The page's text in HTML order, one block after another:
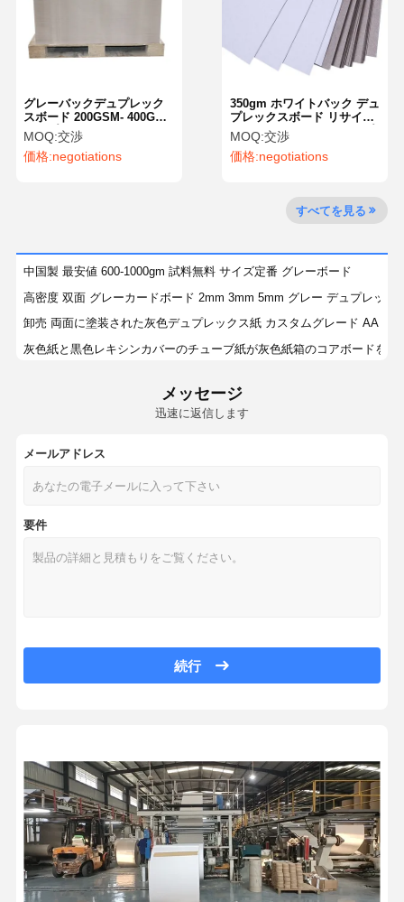
製品
私たちについ
て
工場見学 お問い合わせ ニュース
事件 ブログ
灰色のボール紙
オフセット ペーパー
クラフト紙
紙のワイヤスループ
経師
ケーキボード
350gm ホワイトバック デュ
プレックスボード リサイク
ル単面コーティング デュプ
レックス紙ボード
MOQ:交渉
価格:negotiations
グレーバックデュプレック
スボード 200GSM- 400GSM
デュプレックス紙メーカー
MOQ:交渉
価格:negotiations
すべてを見る
中国製 最安値 600-1000gm 試料無料 サイズ定番 グレーボード
高密度 双面 グレーカードボード 2mm 3mm 5mm グレー デュプレック
卸売 両面に塗装された灰色デュプレックス紙 カスタムグレード AA グ
灰色紙と黒色レキシンカバーのチューブ紙が灰色紙箱のコアボードを作
灰色のボード紙と厚いボードは,包装用紙のモデルを包装するために使
180-2400gm 厚さ サイズをカスタマイズ グレー チップボード グレー
カスタムサイズ 梱包 箱 グレーチップボード クラフト紙
デュプレックス紙紙板 価格 デュプレックス紙板 グレーバック / デュプ
カスタマイズ 230 250 300 350 gsm 原材料 ローリングデュプレックス
新品 熱売り 紙箱 紙板 グラス 紙板
卸売用 紙板 リサイクル可能な グレーボード 0.5MM-4MM グレーチップ
中国 リサイクルパルプ 双面灰色 750gm 1.2mm 厚さ ストローボードシ
メッセージ
迅速に返信します
メールアドレス
要件
続行